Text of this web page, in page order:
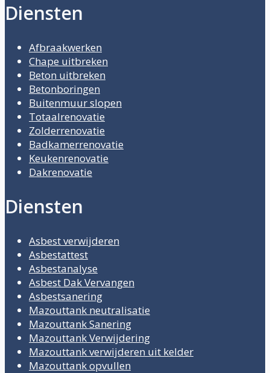
Diensten
Afbraakwerken
Chape uitbreken
Beton uitbreken
Betonboringen
Buitenmuur slopen
Totaalrenovatie
Zolderrenovatie
Badkamerrenovatie
Keukenrenovatie
Dakrenovatie
Diensten
Asbest verwijderen
Asbestattest
Asbestanalyse
Asbest Dak Vervangen
Asbestsanering
Mazouttank neutralisatie
Mazouttank Sanering
Mazouttank Verwijdering
Mazouttank verwijderen uit kelder
Mazouttank opvullen